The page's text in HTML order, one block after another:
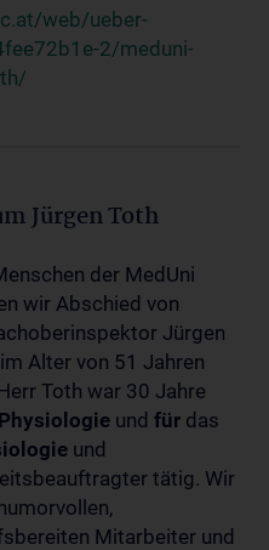
web/ueber-
2/meduni-
Jürgen Toth
der MedUni
wir Abschied von
Jürgen
Alter von 51 Jahren
Toth war 30 Jahre
Physiologie und für das
und
tätig. Wir
Mitarbeiter und